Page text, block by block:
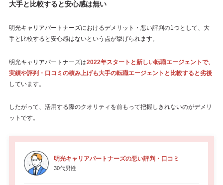
大手と比較すると安心感は無い
明光キャリアパートナーズにおけるデメリット・悪い評判の1つとして、大
手と比較すると安心感はないという点が挙げられます。
明光キャリアパートナーズは2022年スタートと新しい転職エージェントで、
実績や評判・口コミの積み上げも大手の転職エージェントと比較すると劣後
しています。
したがって、活用する際のクオリティを前もって把握しきれないのがデメリ
ットです。
明光キャリアパートナーズの悪い評判・口コミ
30代男性